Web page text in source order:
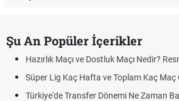
Şu An Popüler İçerikler
Hazırlık Maçı ve Dostluk Maçı Nedir?
Süper Lig Kaç Hafta ve Toplam Kaç Maç
Türkiye'de Transfer Dönemi Ne Zaman